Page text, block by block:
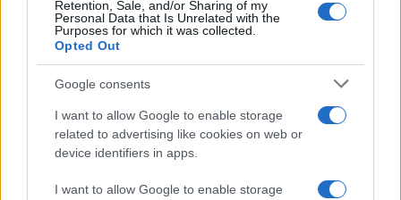
Retention, Sale, and/or Sharing of my
Personal Data that Is Unrelated with the
Purposes for which it was collected.
Opted Out
Google consents
I want to allow Google to enable storage
related to advertising like cookies on web or
device identifiers in apps.
I want to allow Google to enable storage
προκύπτει από έναν συνδυασμό
περιβαλλοντικών αλλαγών και δημογραφικής
συρρίκνωσης στην Ιαπωνία. Τα στατιστικά στοιχεία
είναι αποκαλυπτικά: η χώρα καταγράφει αριθμό-
ρεκόρ επιθέσεων από αρκούδες (κυρίως καφέ
αρκούδες στο νησί Χοκάιντο και ασιατικές μαύρες
αρκούδες στο Χονσού), με αρκετές εξ αυτών να